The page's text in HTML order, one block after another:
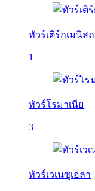
ทัวร์เติร์กเมนิส
1
ทัวร์โรมาเนีย
3
ทัวร์เวเนซุเอลา